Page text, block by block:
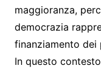
maggioranza,
democrazia
finanziamento dei
In questo